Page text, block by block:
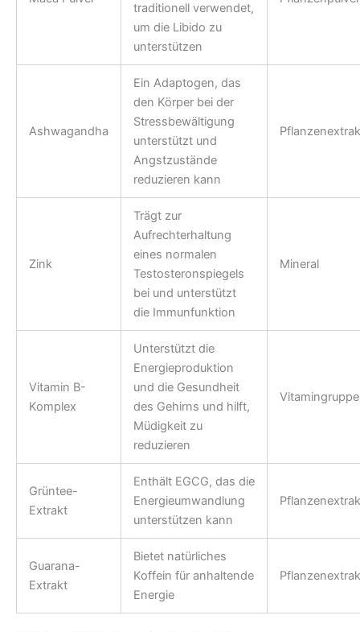
traditionell verwendet,
um die Libido zu
unterstützen
Ashwagandha
Ein Adaptogen, das
den Körper bei der
Stressbewältigung
unterstützt und
Angstzustände
reduzieren kann
Zink
Trägt zur
Aufrechterhaltung
eines normalen
Testosteronspiegels
bei und unterstützt
die Immunfunktion
Mineral
Vitamin B-
Komplex
Unterstützt die
Energieproduktion
und die Gesundheit
des Gehirns und hilft,
Müdigkeit zu
reduzieren
Vitamingruppe
Grüntee-
Extrakt
Enthält EGCG, das die
Energieumwandlung
unterstützen kann
Guarana-
Extrakt
Bietet natürliches
Koffein für anhaltende
Energie